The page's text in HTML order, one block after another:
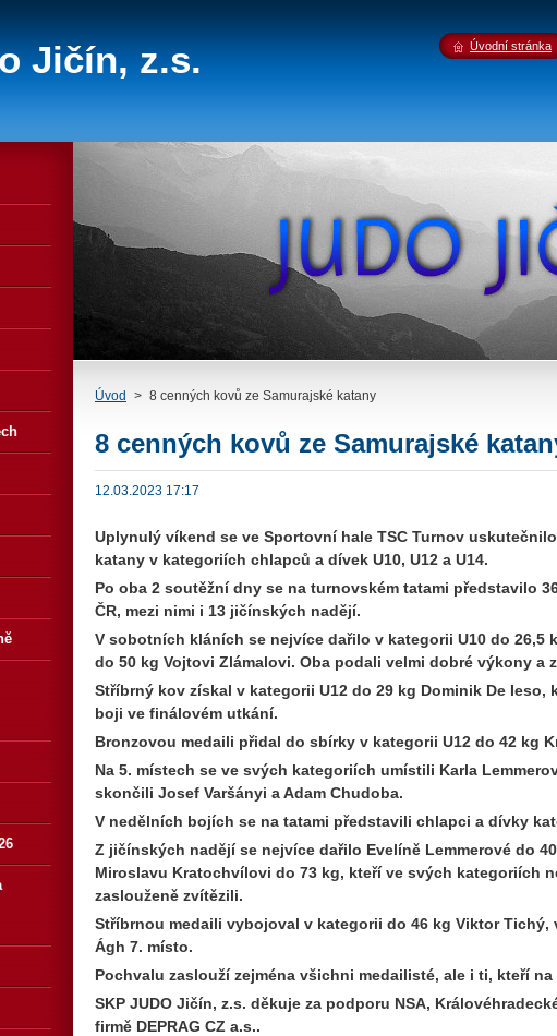
Jičín, z.s.
Úvod > 8 cenných kovů ze Samurajské katany
8 cenných kovů ze Samurajské
12.03.2023 17:17
Uplynulý víkend se ve Sportovní hale TSC Turnov
katany v kategoriích chlapců a dívek U10, U12 a U14.
Po oba 2 soutěžní dny se na turnovském tatami představilo
ČR, mezi nimi i 13 jičínských nadějí.
V sobotních kláních se nejvíce dařilo v kategorii U10 do 26,5
do 50 kg Vojtovi Zlámalovi. Oba podali velmi dobré výkony a
Stříbrný kov získal v kategorii U12 do 29 kg Dominik De Ieso,
boji ve finálovém utkání.
Bronzovou medaili přidal do sbírky v kategorii U12 do 42 kg
Na 5. místech se ve svých kategoriích umístili Karla
skončili Josef Varšányi a Adam Chudoba.
V nedělních bojích se na tatami představili chlapci a dívky
Z jičínských nadějí se nejvíce dařilo Evelíně Lemmerové do
Miroslavu Kratochvílovi do 73 kg, kteří ve svých kategoriích
zaslouženě zvítězili.
Stříbrnou medaili vybojoval v kategorii do 46 kg Viktor Tichý,
Ágh 7. místo.
Pochvalu zaslouží zejména všichni medailisté, ale i ti, kteří
SKP JUDO Jičín, z.s. děkuje za podporu NSA,
firmě DEPRAG CZ a.s..
Úvodní stránka